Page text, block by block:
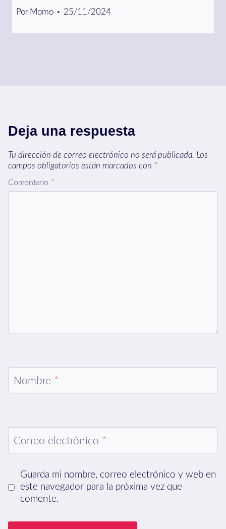
Por Momo 25/11/2024
Deja una respuesta
Tu dirección de correo electrónico no será publicada. Los
campos obligatorios están marcados con *
Comentario *
Nombre *
Correo electrónico *
Guarda mi nombre, correo electrónico y web en
este navegador para la próxima vez que
comente.